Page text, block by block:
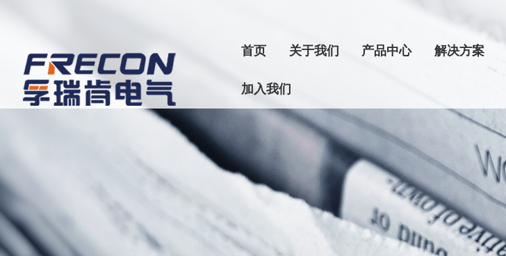
首页 关于我们 产品中心 解决方案
加入我们